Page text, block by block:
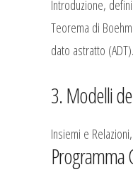
Introduzione,
Teorema di
dato astratto (ADT).
3. Modelli
Insiemi e
Programma